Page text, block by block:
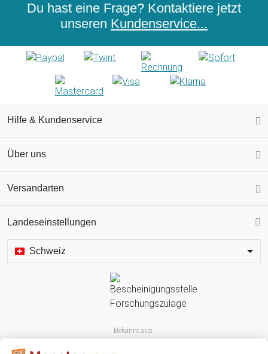
Du hast eine Frage? Kontaktiere jetzt
unseren Kundenservice...
Hilfe & Kundenservice
Über uns
Versandarten
Landeseinstellungen
Schweiz
Bekannt aus: